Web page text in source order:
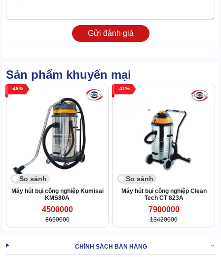
1.4 Hút bụi, nước linh hoạt, lọc bụi mịn sạch sẽ
Cỗ máy được trang bị 2 chế độ làm việc nhưng chỉ dựa trên 1
motor vận hành. Khi cần hút bụi, nước thì thay thế phụ kiện thích
Tích hợp hệ thống lọc bụi siêu hiện đại với nhiều lớn xếp chồng,
kèm vải lọc triệt để. Đảm bảo mọi luồng khí lẫn bụi đi qua đều
được gạn lọc sạch, không đem theo bụi trả ra ngoài.
Gửi đánh giá
Sản phẩm khuyến mại
48
So sánh
Máy hút bụi công nghiệp Kumisai
KMS80A
4500000
8650000
41
So sánh
Máy hút bụi công nghiệp Clean
Tech CT 823A
7900000
13420000
CHÍNH SÁCH BÁN HÀNG